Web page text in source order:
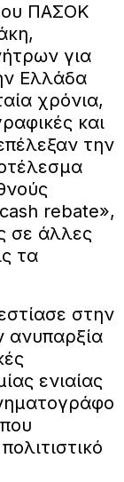
ΠΑΣΟΚ
για
Ελλάδα
χρόνια,
και
την
rebate»,
σε άλλες
τα
στην
ανυπαρξία
ενιαίας